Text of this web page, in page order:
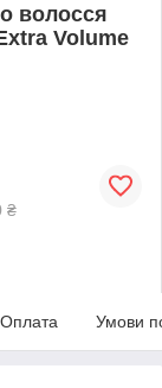
волосся
Volume
₴
Оплата Умови